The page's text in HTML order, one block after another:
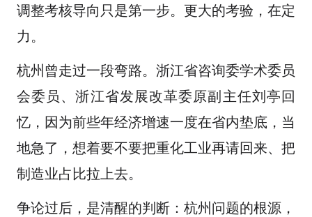
调整考核导向只是第一步。更大的考验，在定
力。
杭州曾走过一段弯路。浙江省咨询委学术委员
会委员、浙江省发展改革委原副主任刘亭回
忆，因为前些年经济增速一度在省内垫底，当
地急了，想着要不要把重化工业再请回来、把
制造业占比拉上去。
争论过后，是清醒的判断：杭州问题的根源，